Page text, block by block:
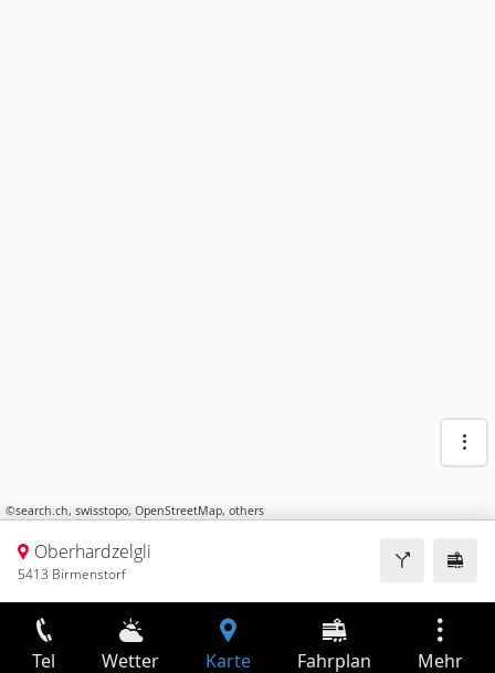
©search.ch, swisstopo, OpenStreetMap, others
Oberhardzelgli
5413 Birmenstorf
Tel Wetter Karte Fahrplan Mehr